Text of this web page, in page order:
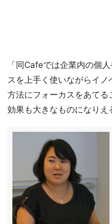
「同Cafeでは企業内の個
スを上手く使いながらイノ
方法にフォーカスをあて
効果も大きなものになりえ